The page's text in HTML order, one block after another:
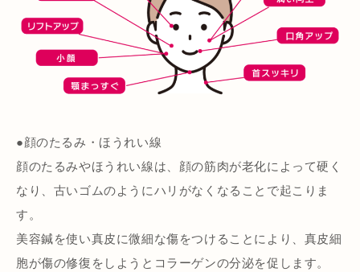
●顔のたるみ・ほうれい線
顔のたるみやほうれい線は、顔の筋肉が老化によって硬く
なり、古いゴムのようにハリがなくなることで起こりま
す。
美容鍼を使い真皮に微細な傷をつけることにより、真皮細
胞が傷の修復をしようとコラーゲンの分泌を促します。